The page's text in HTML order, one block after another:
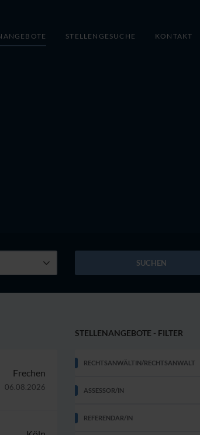
STELLENGESUCHE KONTAKT
SUCHEN
Frechen
06.08.2026
STELLENANGEBOTE - FILTER
RECHTSANWÄLTIN/RECHTSANWALT
ASSESSOR/IN
REFERENDAR/IN